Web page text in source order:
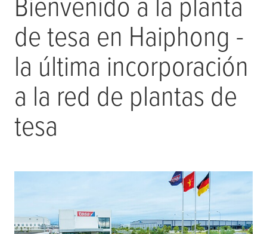
de tesa en Haiphong -
la última incorporación
a la red de plantas de
tesa